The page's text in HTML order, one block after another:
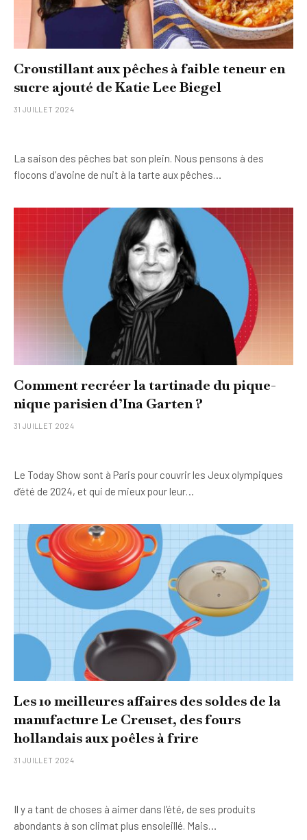
Croustillant aux pêches à faible teneur en
sucre ajouté de Katie Lee Biegel
31 JUILLET 2024
La saison des pêches bat son plein. Nous pensons à des
flocons d’avoine de nuit à la tarte aux pêches…
Comment recréer la tartinade du pique-
nique parisien d’Ina Garten ?
31 JUILLET 2024
Le Today Show sont à Paris pour couvrir les Jeux olympiques
d’été de 2024, et qui de mieux pour leur…
Les 10 meilleures affaires des soldes de la
manufacture Le Creuset, des fours
hollandais aux poêles à frire
31 JUILLET 2024
Il y a tant de choses à aimer dans l’été, de ses produits
abondants à son climat plus ensoleillé. Mais…